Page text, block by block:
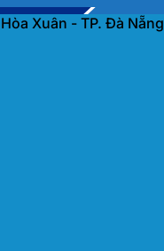
Xuân - TP. Đà Nẵng